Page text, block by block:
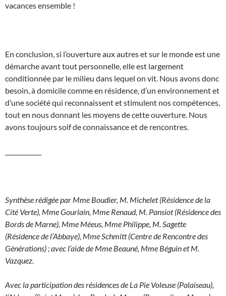
vacances ensemble !
En conclusion, si l’ouverture aux autres et sur le monde est une
démarche avant tout personnelle, elle est largement
conditionnée par le milieu dans lequel on vit. Nous avons donc
besoin, à domicile comme en résidence, d’un environnement et
d’une société qui reconnaissent et stimulent nos compétences,
tout en nous donnant les moyens de cette ouverture. Nous
avons toujours soif de connaissance et de rencontres.
Synthèse rédigée par Mme Boudier, M. Michelet (Résidence de la
Cité Verte), Mme Gourlain, Mme Renaud, M. Pansiot (Résidence des
Bords de Marne), Mme Méeus, Mme Philippe, M. Sagette
(Résidence de l’Abbaye), Mme Schmitt (Centre de Rencontre des
Générations) ; avec l’aide de Mme Beauné, Mme Béguin et M.
Vazquez.
Avec la participation des résidences de La Pie Voleuse (Palaiseau),